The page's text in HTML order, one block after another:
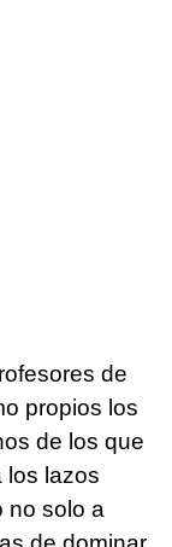
de
propios los
de los que
los lazos
no solo a